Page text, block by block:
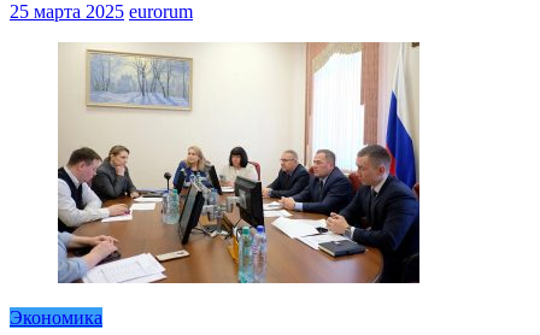
25 марта 2025 eurorum
Экономика